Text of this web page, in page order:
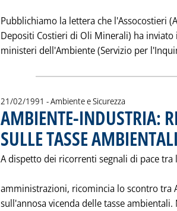
Pubblichiamo la lettera che l'Assocostieri
Depositi Costieri di Oli Minerali) ha
ministeri dell'Ambiente (Servizio per
21/02/1991 - Ambiente e Sicurezza
AMBIENTE-INDUSTRIA:
SULLE TASSE AMBIENTALI
A dispetto dei ricorrenti segnali di pace tra
amministrazioni, ricomincia lo scontro tra
sull'annosa vicenda delle tasse